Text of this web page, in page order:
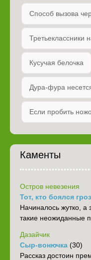
Способ вызова
Третьеклассники
Кусучая белочка
Дура-фура
Если пробить
Каменты
Остров невезения
Тот, кто боялся
Начиналось жутко, а
такие неожиданные
Дазайчик
Сыр-вонючка (30)
Рассказ достоин